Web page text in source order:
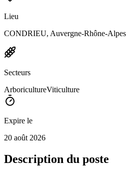
Lieu
CONDRIEU, Auvergne-Rhône-Alpes
Secteurs
ArboricultureViticulture
Expire le
20 août 2026
Description du poste